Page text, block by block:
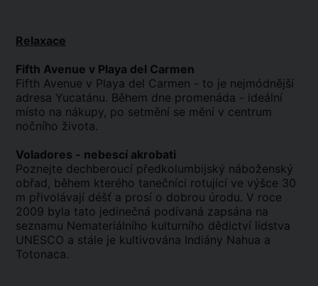
Relaxace
Fifth Avenue v Playa del Carmen
Fifth Avenue v Playa del Carmen - to je nejmódnější
adresa Yucatánu. Během dne promenáda - ideální
místo na nákupy, po setmění se mění v centrum
nočního života.
Voladores - nebescí akrobati
Poznejte dechberoucí předkolumbijský náboženský
obřad, během kterého tanečníci rotující ve výšce 30
m přivolávají déšť a prosí o dobrou úrodu. V roce
2009 byla tato jedinečná podívaná zapsána na
seznamu Nemateriálního kulturního dědictví lidstva
UNESCO a stále je kultivována Indiány Nahua a
Totonaca.